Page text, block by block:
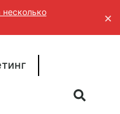
несколько
×